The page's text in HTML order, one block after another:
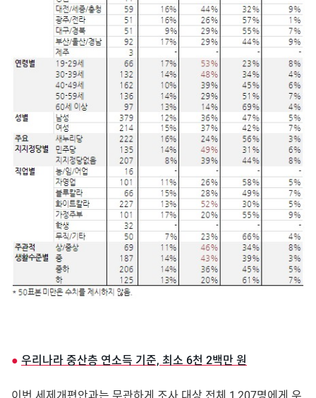
● 우리나라 중산층 연소득 기준, 최소 6천 2백만 원